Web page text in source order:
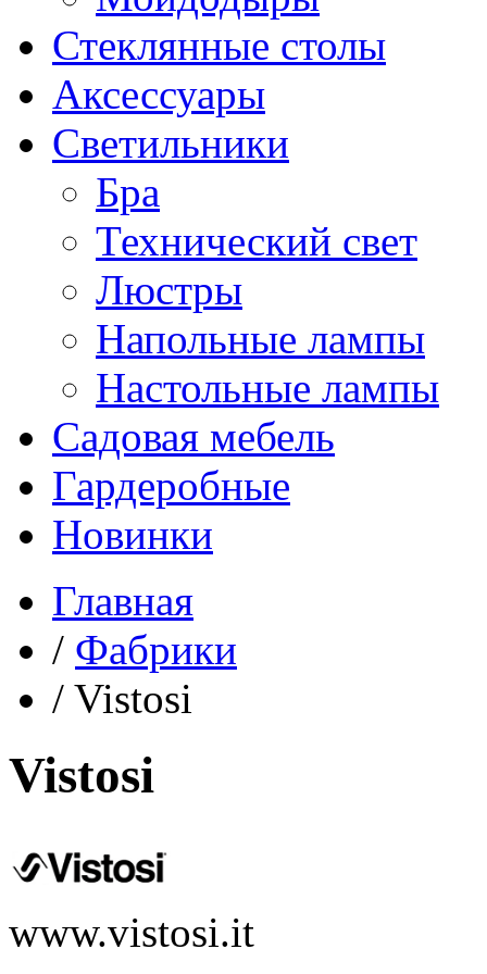
Стеклянные столы
Аксессуары
Светильники
Бра
Технический свет
Люстры
Напольные лампы
Настольные лампы
Садовая мебель
Гардеробные
Новинки
Главная
/ Фабрики
/ Vistosi
Vistosi
www.vistosi.it